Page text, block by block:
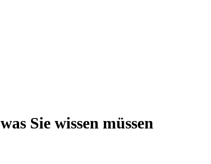
Sie wissen müssen